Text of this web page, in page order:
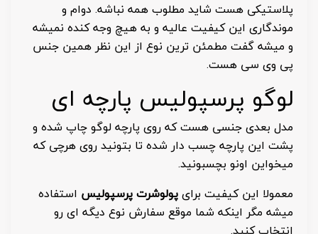
پلاستیکی هست شاید مطلوب همه نباشه. دوام و
موندگاری این کیفیت عالیه و به هیچ وجه کنده نمیشه
و میشه گفت مطمئن ترین نوع از این نظر همین جنس
پی وی سی هست.
لوگو پرسپولیس پارچه ای
مدل بعدی جنسی هست که روی پارچه لوگو چاپ شده و
پشت این پارچه چسب دار شده تا بتونید روی هرچی که
میخواین اونو بچسبونید.
معمولا این کیفیت برایپولوشرت پرسپولیس استفاده
میشه مگر اینکه شما موقع سفارش نوع دیگه ای رو